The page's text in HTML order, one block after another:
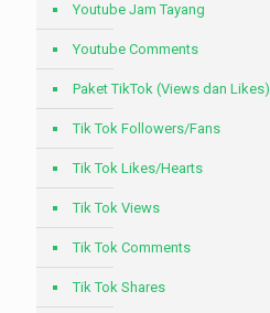
Youtube Jam Tayang
Youtube Comments
Paket TikTok (Views dan Likes)
Tik Tok Followers/Fans
Tik Tok Likes/Hearts
Tik Tok Views
Tik Tok Comments
Tik Tok Shares